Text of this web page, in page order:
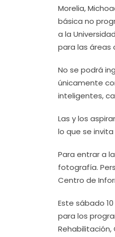
Morelia,
básica no
a la
para las áreas
No se podrá
únicamente
inteligentes,
Las y los
lo que se
Para entrar a
fotografía.
Centro de
Este sábado
para los
Rehabilitación,